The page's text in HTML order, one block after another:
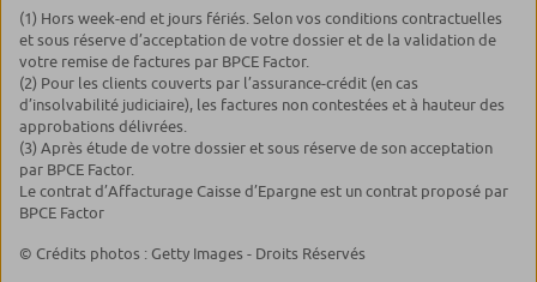
(1) Hors week-end et jours fériés. Selon vos conditions contractuelles
et sous réserve d’acceptation de votre dossier et de la validation de
votre remise de factures par BPCE Factor.
(2) Pour les clients couverts par l’assurance-crédit (en cas
d’insolvabilité judiciaire), les factures non contestées et à hauteur des
approbations délivrées.
(3) Après étude de votre dossier et sous réserve de son acceptation
par BPCE Factor.
Le contrat d’Affacturage Caisse d’Epargne est un contrat proposé par
BPCE Factor
© Crédits photos : Getty Images - Droits Réservés